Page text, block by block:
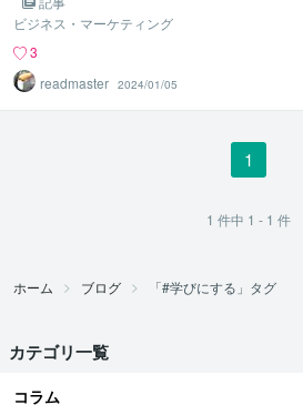
ビジネス・マーケティング
3
readmaster 2024/01/05
1
1 件中 1 - 1 件
ホーム ブログ 「#学びにする」タグ
カテゴリ一覧
コラム